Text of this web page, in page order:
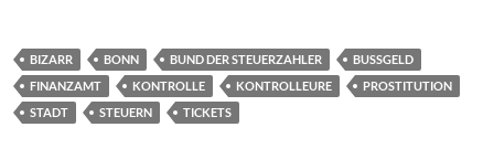
BIZARR BONN BUND DER STEUERZAHLER
BUSSGELD
FINANZAMT
KONTROLLE KONTROLLEURE
PROSTITUTION
STADT
STEUERN TICKETS